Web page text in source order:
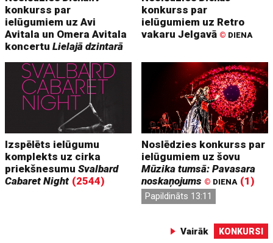
konkurss par
ielūgumiem uz Avi
Avitala un Omera Avitala
koncertuLielajā dzintarā
konkurss par
ielūgumiem uz Retro
vakaru Jelgavā © DIENA
Izspēlēts ielūgumu
komplekts uz cirka
priekšnesumuSvalbard
Cabaret Night (2544)
Noslēdzies konkurss par
ielūgumiem uz šovu
Mūzika tumsā: Pavasara
noskaņojums © DIENA (1)
Papildināts 13:11
Vairāk KONKURSI